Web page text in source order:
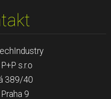
s.r.o
389/40
9